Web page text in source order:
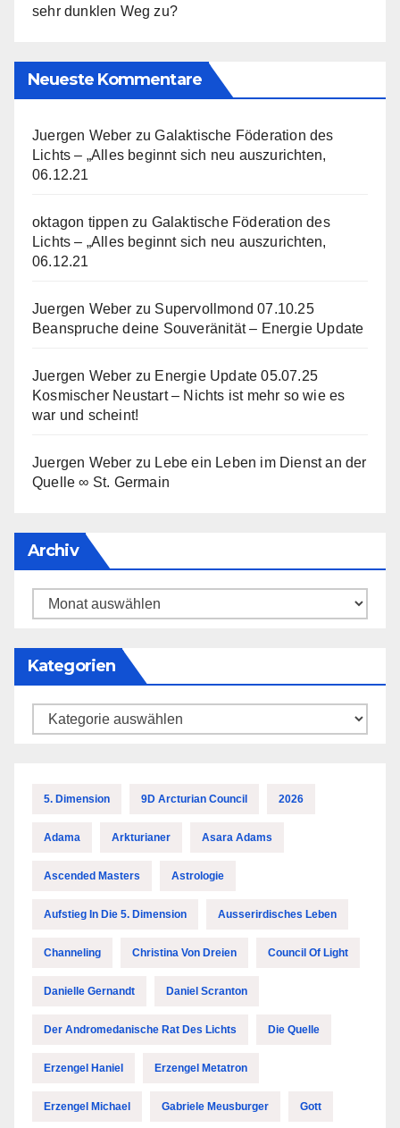
sehr dunklen Weg zu?
Neueste Kommentare
Juergen Weber zuGalaktische Föderation des
Lichts – „Alles beginnt sich neu auszurichten,
06.12.21
oktagon tippen zu Galaktische Föderation des
Lichts – „Alles beginnt sich neu auszurichten,
06.12.21
Juergen Weber zu Supervollmond 07.10.25
Beanspruche deine Souveränität – Energie Update
Juergen Weber zu Energie Update 05.07.25
Kosmischer Neustart – Nichts ist mehr so wie es
war und scheint!
Juergen Weber zu Lebe ein Leben im Dienst an der
Quelle ∞ St. Germain
Archiv
Archiv
Kategorien
Kategorien
5. Dimension 9D Arcturian Council 2026
Adama Arkturianer Asara Adams
Ascended Masters Astrologie
Aufstieg In Die 5. Dimension Ausserirdisches Leben
Channeling Christina Von Dreien Council Of Light
Danielle Gernandt Daniel Scranton
Der Andromedanische Rat Des Lichts Die Quelle
Erzengel Haniel Erzengel Metatron
Erzengel Michael Gabriele Meusburger Gott